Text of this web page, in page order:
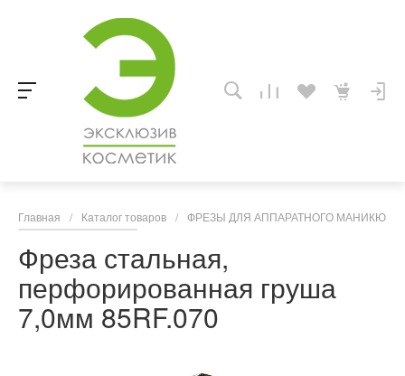
Главная / Каталог товаров / ФРЕЗЫ ДЛЯ АППАРАТНОГО
Фреза стальная,
перфорированная груша
7,0мм 85RF.070